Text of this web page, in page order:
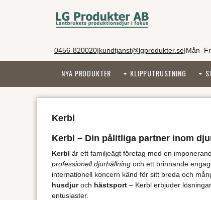
0456-820020|kundtjanst@lgprodukter.se|
NYA PRODUKTER KLIPPUTRUSTNING
Kerbl
Kerbl – Din pålitliga partner inom
Kerbl är ett familjeägt företag med en
professionell djurhållningoch ett brinnande
internationell koncern känd för sitt breda och
husdjuroch hästsport– Kerbl erbjuder
entusiaster.